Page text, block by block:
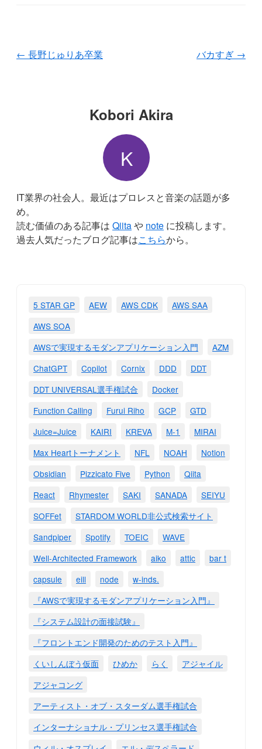
← 長野じゅりあ卒業 バカすぎ →
Kobori Akira
K
IT業界の社会人。最近はプロレスと音楽の話題が多
め。
読む価値のある記事は Qiitaや note に投稿します。
過去人気だったブログ記事はこちらから。
5 STAR GP AEW AWS CDK
AWS SAA
AWS SOA
AWSで実現するモダンアプリケーション入門
AZM
ChatGPT
Copilot Cornix DDD
DDT
DDT UNIVERSAL選手権試合
Docker
Function Calling
Furui Riho GCP
GTD
Juice=Juice
KAIRI KREVA M-1
MIRAI
Max Heartトーナメント
NFL NOAH
Notion
Obsidian
Pizzicato Five Python
Qiita
React
Rhymester SAKI SANADA
SEIYU
SOFFet
STARDOM WORLD非公式検索サイト
Sandpiper
Spotify TOEIC
WAVE
Well-Architected Framework
aiko attic
bar t
capsule
eill node
w-inds.
『AWSで実現するモダンアプリケーション入門』
『システム設計の面接試験』
『フロントエンド開発のためのテスト入門』
くいしんぼう仮面
ひめか らく
アジャイル
アジャコング
アーティスト・オブ・スターダム選手権試合
インターナショナル・プリンセス選手権試合